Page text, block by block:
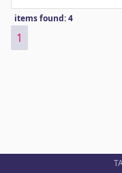
items found: 4
1